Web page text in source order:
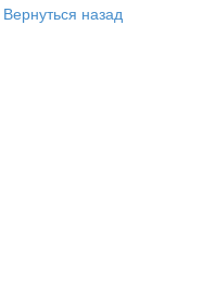
Вернуться назад